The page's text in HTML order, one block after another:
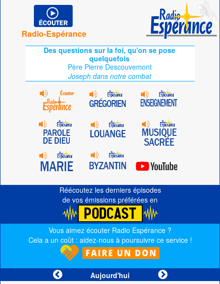
Radio-Espérance
Des questions sur la foi, qu'on se pose
quelquefois
Père Pierre Descouvemont
Joseph dans notre combat
Réécoutez les derniers épisodes
de vos émissions préférées en
Vous aimez écouter Radio Espérance ?
Cela a un coût : aidez-nous à poursuivre ce service !
Aujourd'hui